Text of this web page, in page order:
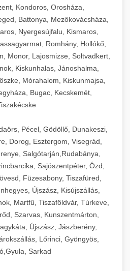
Kondoros, Orosháza,
Battonya, Mezőkovácsháza,
Nyergesújfalu, Kismaros,
Romhány, Hollókő,
Monor, Lajosmizse, Soltvadkert,
Kiskunhalas, Jánoshalma,
Mórahalom, Kiskunmajsa,
Bugac, Kecskemét,
Pécel, Gödöllő, Dunakeszi,
Dorog, Esztergom, Visegrád,
Salgótarján,Rudabánya,
Sajószentpéter, Ózd,
Füzesabony, Tiszafüred,
Újszász, Kisújszállás,
Martfű, Tiszaföldvár, Túrkeve,
Szarvas, Kunszentmárton,
Újszász, Jászberény,
Lőrinci, Gyöngyös,
Sarkad